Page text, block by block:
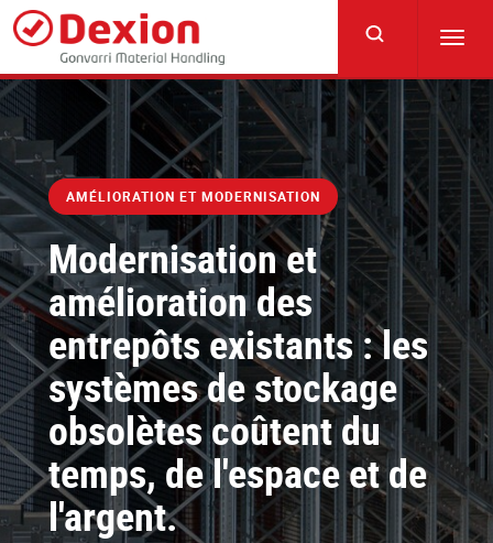
Skip
main
content
AMÉLIORATION ET MODERNISATION
Modernisation et
amélioration des
entrepôts existants : les
systèmes de stockage
obsolètes coûtent du
temps, de l'espace et de
l'argent.